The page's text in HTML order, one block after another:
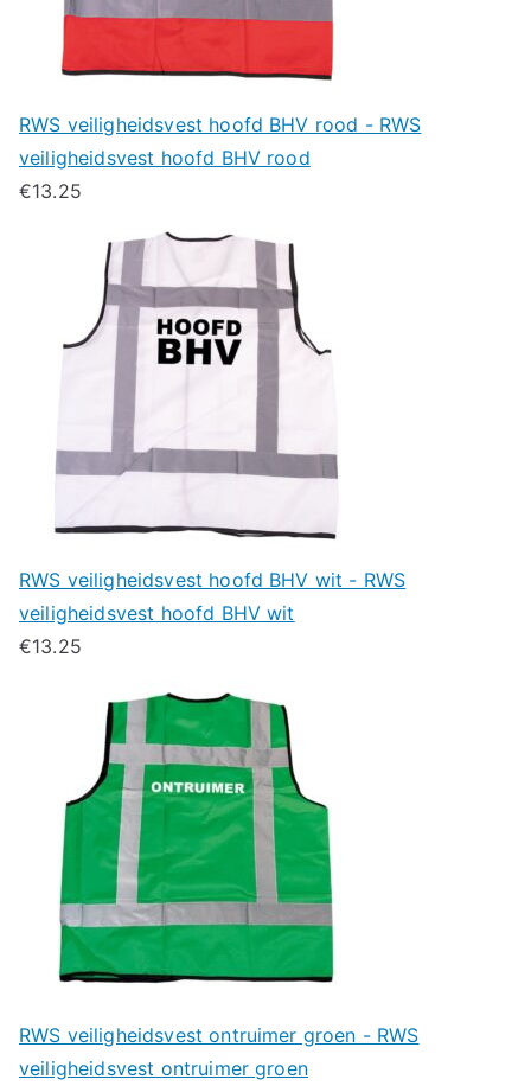
RWS veiligheidsvest hoofd BHV rood - RWS
veiligheidsvest hoofd BHV rood
€13.25
RWS veiligheidsvest hoofd BHV wit - RWS
veiligheidsvest hoofd BHV wit
€13.25
RWS veiligheidsvest ontruimer groen - RWS
veiligheidsvest ontruimer groen